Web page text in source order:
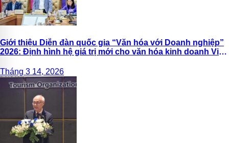
Giới thiệu Diễn đàn quốc gia “Văn hóa với Doanh nghiệp”
2026: Định hình hệ giá trị mới cho văn hóa kinh doanh Việt
Tháng 3 14, 2026